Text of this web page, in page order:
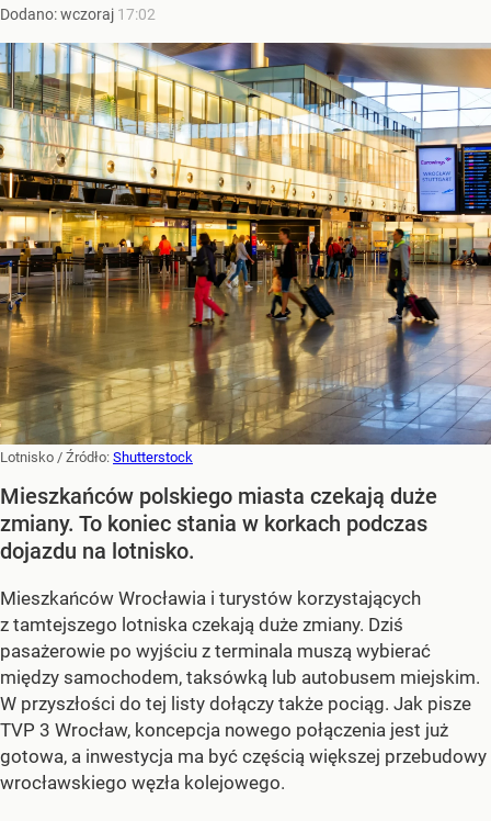
Dodano:wczoraj 17:02
Lotnisko / Źródło: Shutterstock
Mieszkańców polskiego miasta czekają duże
zmiany. To koniec stania w korkach podczas
dojazdu na lotnisko.
Mieszkańców Wrocławia i turystów korzystających
z tamtejszego lotniska czekają duże zmiany. Dziś
pasażerowie po wyjściu z terminala muszą wybierać
między samochodem, taksówką lub autobusem miejskim.
W przyszłości do tej listy dołączy także pociąg. Jak pisze
TVP 3 Wrocław, koncepcja nowego połączenia jest już
gotowa, a inwestycja ma być częścią większej przebudowy
wrocławskiego węzła kolejowego.